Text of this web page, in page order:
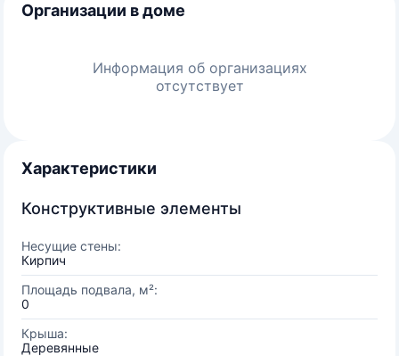
Организации в доме
Информация об организациях
отсутствует
Характеристики
Конструктивные элементы
Несущие стены:
Кирпич
Площадь подвала, м²:
0
Крыша:
Деревянные